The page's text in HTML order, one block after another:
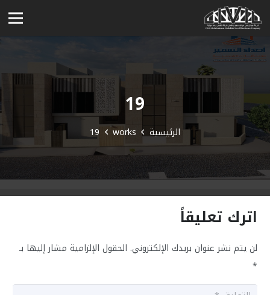
19
الرئيسية works
19
اترك تعليقاً
لن يتم نشر عنوان بريدك الإلكتروني. الحقول الإلزامية مشار إليها بـ
*